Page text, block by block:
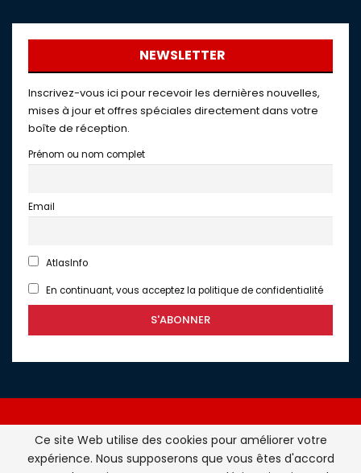
NEWSLETTER
Inscrivez-vous ici pour recevoir les dernières nouvelles,
mises à jour et offres spéciales directement dans votre
boîte de réception.
Prénom ou nom complet
Email
AtlasInfo
En continuant, vous acceptez la politique de confidentialité
Atlasinfo.fr : l'essentiel de l'actualité de la France et du
Ce site Web utilise des cookies pour améliorer votre
expérience. Nous supposerons que vous êtes d'accord